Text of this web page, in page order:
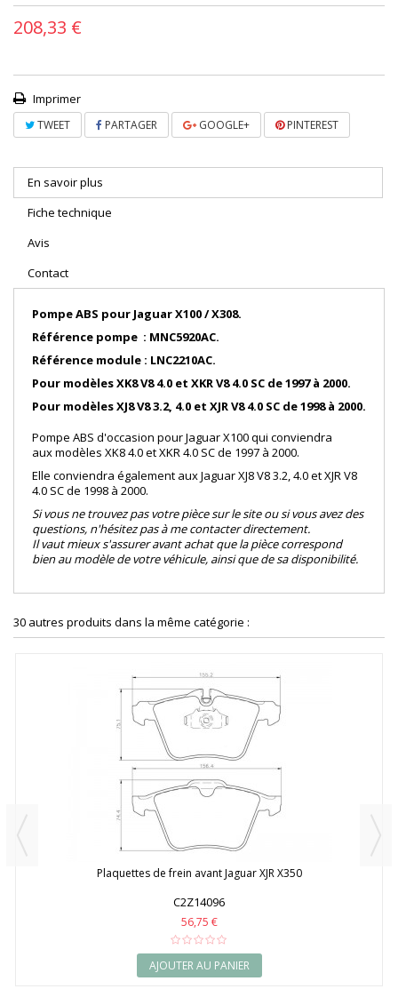
208,33 €
Imprimer
TWEET PARTAGER GOOGLE+ PINTEREST
En savoir plus
Fiche technique
Avis
Contact
Pompe ABS pour Jaguar X100 / X308.
Référence pompe : MNC5920AC.
Référence module : LNC2210AC.
Pour modèles XK8 V8 4.0 et XKR V8 4.0 SC de 1997 à 2000.
Pour modèles XJ8 V8 3.2, 4.0 et XJR V8 4.0 SC de 1998 à 2000.
Pompe ABS d'occasion pour Jaguar X100 qui conviendra
aux modèles XK8 4.0 et XKR 4.0 SC de 1997 à 2000.
Elle conviendra également aux Jaguar XJ8 V8 3.2, 4.0 et XJR V8
4.0 SC de 1998 à 2000.
Si vous ne trouvez pas votre pièce sur le site ou si vous avez des
questions, n'hésitez pas à me contacter directement.
Il vaut mieux s'assurer avant achat que la pièce correspond
bien au modèle de votre véhicule, ainsi que de sa disponibilité.
30 autres produits dans la même catégorie :
Plaquettes de frein avant Jaguar XJR X350
C2Z14096
56,75 €
AJOUTER AU PANIER